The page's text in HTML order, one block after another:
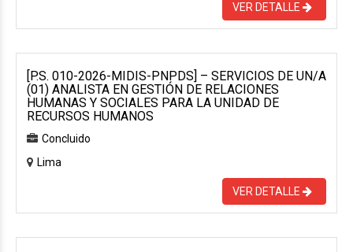
VER DETALLE
[P.S. 010-2026-MIDIS-PNPDS] – SERVICIOS DE UN/A
(01) ANALISTA EN GESTIÓN DE RELACIONES
HUMANAS Y SOCIALES PARA LA UNIDAD DE
RECURSOS HUMANOS
Concluido
Lima
VER DETALLE